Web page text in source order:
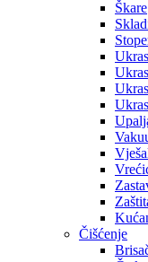
Škare
Čišćenje